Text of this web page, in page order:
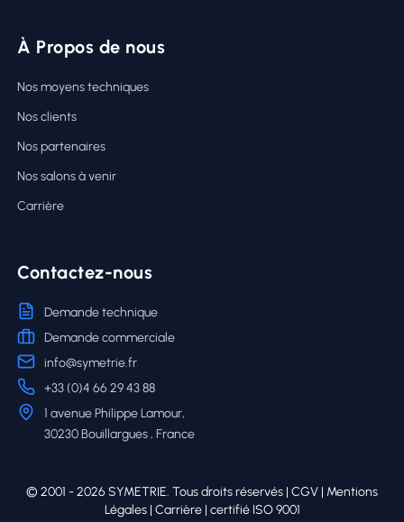
À Propos de nous
Nos moyens techniques
Nos clients
Nos partenaires
Nos salons à venir
Carrière
Contactez-nous
Demande technique
Demande commerciale
info@symetrie.fr
+33 (0)4 66 29 43 88
1 avenue Philippe Lamour,
30230 Bouillargues , France
© 2001 - 2026 SYMETRIE. Tous droits réservés | CGV | Mentions
Légales| Carrière| certifié ISO 9001